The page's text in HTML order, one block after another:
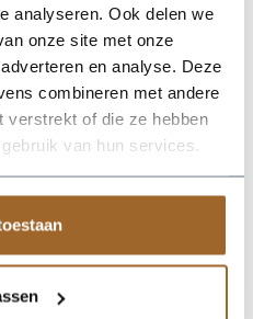
analyseren. Ook delen we
onze site met onze
en analyse. Deze
combineren met andere
verstrekt of die ze hebben
van hun services.
met bodem? Maak dan
Zorg in ieder geval voor
plantenbakken zijn al